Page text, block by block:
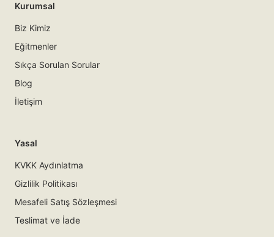
Kurumsal
Biz Kimiz
Eğitmenler
Sıkça Sorulan Sorular
Blog
İletişim
Yasal
KVKK Aydınlatma
Gizlilik Politikası
Mesafeli Satış Sözleşmesi
Teslimat ve İade